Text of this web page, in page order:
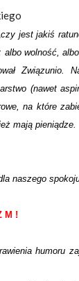
jest jakiś
wolność,
(nawet
na które
mają pieniądze.
naszego
M !
humoru